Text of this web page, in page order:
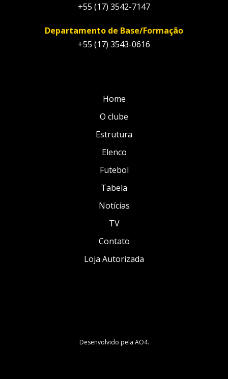
+55 (17) 3542-7147
Departamento de Base/Formação
+55 (17) 3543-0616
Home
O clube
Estrutura
Elenco
Futebol
Tabela
Notícias
TV
Contato
Loja Autorizada
Desenvolvido pela AO4.